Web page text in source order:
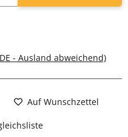
- Ausland abweichend)
Auf Wunschzettel